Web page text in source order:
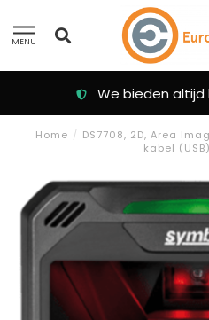
MENU
We bieden altijd
Home / DS7708, 2D, Area
kabel